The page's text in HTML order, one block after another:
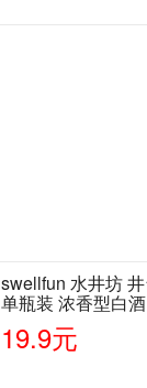
swellfun 水井坊
单瓶装 浓香型白酒
19.9元